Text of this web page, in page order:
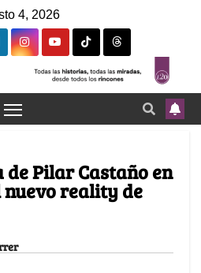
4, 2026
Pilar Castaño en
nuevo reality de